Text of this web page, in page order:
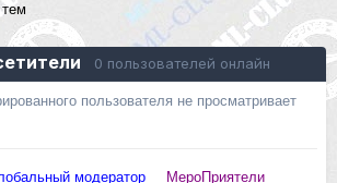
0 пользователей онлайн
пользователя не просматривает
модератор МероПриятели